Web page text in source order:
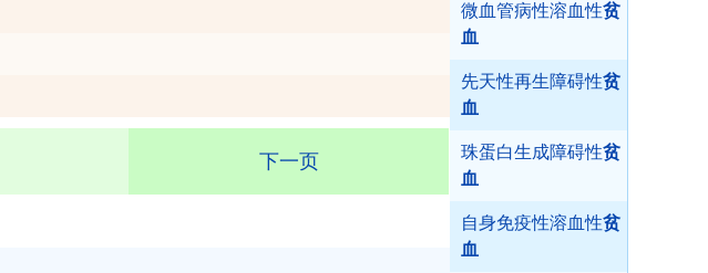
微血管病性溶血性贫
血
先天性再生障碍性贫
血
珠蛋白生成障碍性贫
血
自身免疫性溶血性贫
血
下一页